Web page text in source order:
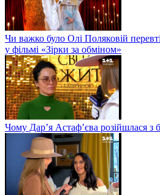
Чи важко було Олі Поляковій
у фільмі «Зірки за обміном»
Чому Дар’я Астаф’єва розійшлася з